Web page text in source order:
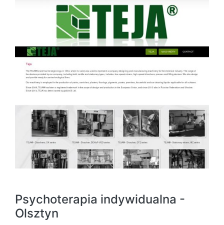
Psychoterapia indywidualna -
Olsztyn